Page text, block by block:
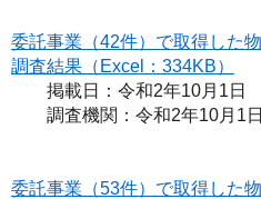
委託事業（42件）で取得した
調査結果（Excel：334KB）
掲載日：令和2年10月1日
調査機関：令和2年10月1日
委託事業（53件）で取得した